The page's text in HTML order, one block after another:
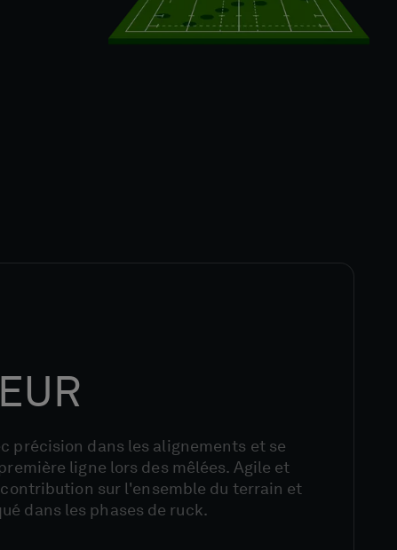
précision dans les alignements et se
ligne lors des mêlées. Agile et
sur l'ensemble du terrain et
dans les phases de ruck.